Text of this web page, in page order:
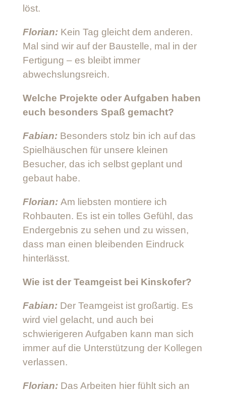
löst.
Florian:Kein Tag gleicht dem anderen.
Mal sind wir auf der Baustelle, mal in der
Fertigung – es bleibt immer
abwechslungsreich.
Welche Projekte oder Aufgaben haben
euch besonders Spaß gemacht?
Fabian:Besonders stolz bin ich auf das
Spielhäuschen für unsere kleinen
Besucher, das ich selbst geplant und
gebaut habe.
Florian: Am liebsten montiere ich
Rohbauten. Es ist ein tolles Gefühl, das
Endergebnis zu sehen und zu wissen,
dass man einen bleibenden Eindruck
hinterlässt.
Wie ist der Teamgeist bei Kinskofer?
Fabian: Der Teamgeist ist großartig. Es
wird viel gelacht, und auch bei
schwierigeren Aufgaben kann man sich
immer auf die Unterstützung der Kollegen
verlassen.
Florian:Das Arbeiten hier fühlt sich an